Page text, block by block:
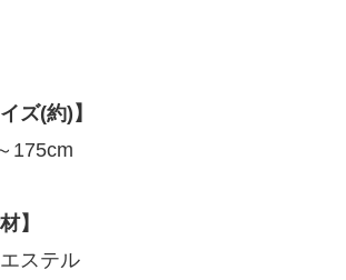
ズ(約)】
175cm
】
ステル